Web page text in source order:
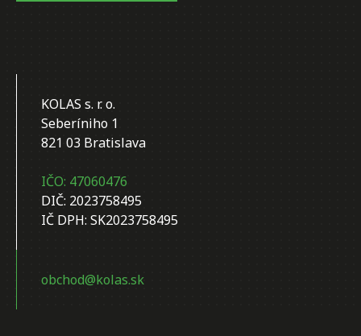
KOLAS s. r. o.
Seberíniho 1
821 03 Bratislava
IČO: 47060476
DIČ: 2023758495
IČ DPH: SK2023758495
obchod@kolas.sk